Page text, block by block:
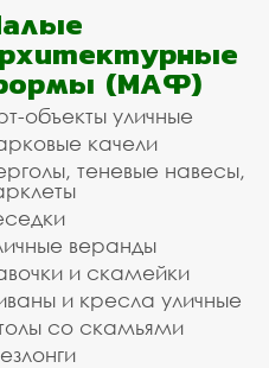
(МАФ)
объекты уличные
качели
теневые навесы,
веранды
и скамейки
и кресла уличные
со скамьями